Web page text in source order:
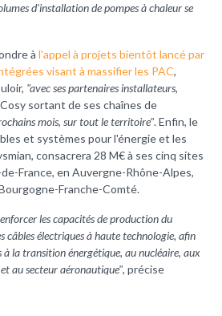
d'installation de pompes à chaleur se
à l'appel à projets bientôt lancé par
visant à massifier les PAC,
"avec ses partenaires installateurs,
Cosy sortant de ses chaînes de
mois, sur tout le territoire". Enfin, le
et systèmes pour l'énergie et les
consacrera 28 M€ à ses cinq sites
France, en Auvergne-Rhône-Alpes,
Franche-Comté.
les capacités de production du
câbles électriques à haute technologie, afin
à la transition énergétique, au nucléaire, aux
au secteur aéronautique", précise